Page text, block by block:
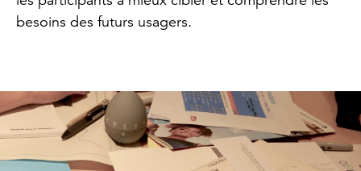
besoins des futurs usagers.